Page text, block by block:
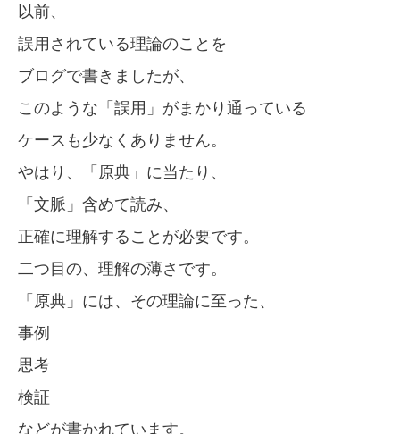
以前、
誤用されている理論のことを
ブログで書きましたが、
このような「誤用」がまかり通っている
ケースも少なくありません。
やはり、「原典」に当たり、
「文脈」含めて読み、
正確に理解することが必要です。
二つ目の、理解の薄さです。
「原典」には、その理論に至った、
事例
思考
検証
などが書かれています。